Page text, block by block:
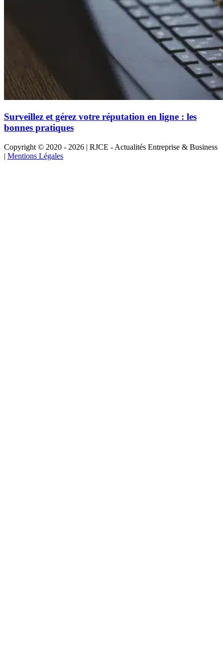
Surveillez et gérez votre réputation en ligne : les
bonnes pratiques
Copyright © 2020 - 2026 | RJCE - Actualités Entreprise & Business
| Mentions Légales